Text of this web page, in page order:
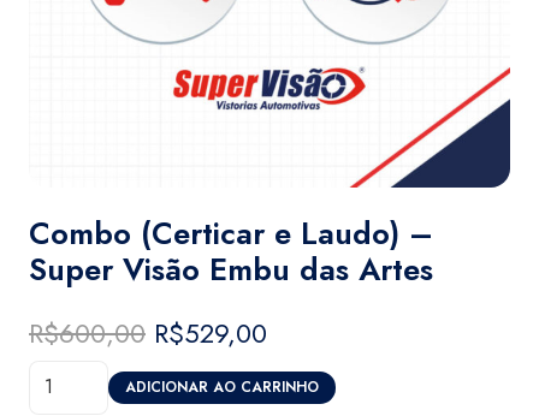
Combo (Certicar e Laudo) –
Super Visão Embu das Artes
R$600,00 O
preço
original
R$529,00
preço
atual
Combo
ADICIONAR AO CARRINHO